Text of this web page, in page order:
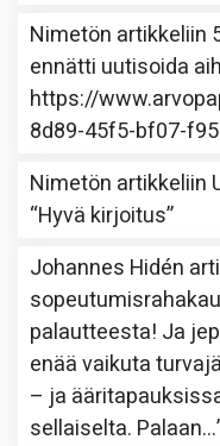
Nimetön artikkeliin
ennätti uutisoida
https://
8d89-45f5-bf07-
Nimetön artikkeliin
“Hyvä kirjoitus”
Johannes Hidén
palautteesta! Ja
enää vaikuta
– ja
sellaiselta. Palaan…